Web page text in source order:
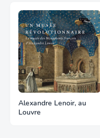
Alexandre Lenoir, au
Louvre